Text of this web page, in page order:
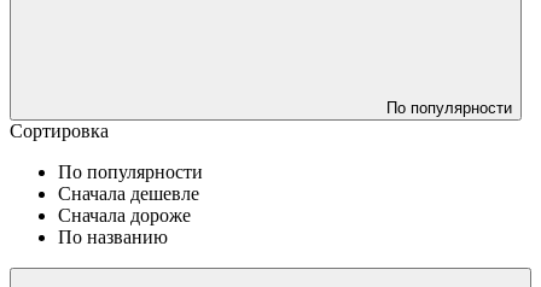
По популярности
Сортировка
По популярности
Сначала дешевле
Сначала дороже
По названию